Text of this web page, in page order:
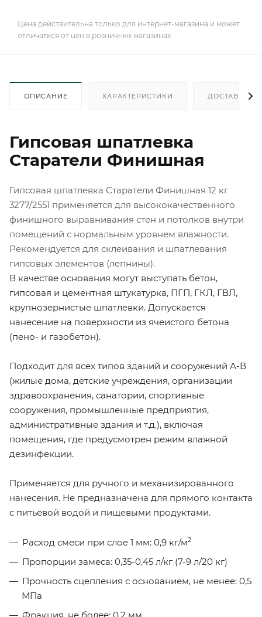
Цена действительна только для интернет-магазина и может
отличаться от цен в розничных магазинах
ОПИСАНИЕ ХАРАКТЕРИСТИКИ ДОСТАВКА
Гипсовая шпатлевка
Старатели Финишная
Гипсовая шпатлевка Старатели Финишная 12 кг
3277/2551 применяется для высококачественного
финишного выравнивания стен и потолков внутри
помещений с нормальным уровнем влажности.
Рекомендуется для склеивания и шпатлевания
гипсовых элементов (лепнины).
В качестве основания могут выступать бетон,
гипсовая и цементная штукатурка, ПГП, ГКЛ, ГВЛ,
крупнозернистые шпатлевки. Допускается
нанесение на поверхности из ячеистого бетона
(пено- и газобетон).
Подходит для всех типов зданий и сооружений А-В
(жилые дома, детские учреждения, организации
здравоохранения, санатории, спортивные
сооружения, промышленные предприятия,
административные здания и т.д.), включая
помещения, где предусмотрен режим влажной
дезинфекции.
Применяется для ручного и механизированного
нанесения. Не предназначена для прямого контакта
с питьевой водой и пищевыми продуктами.
Расход смеси при слое 1 мм: 0,9 кг/м2
Пропорции замеса: 0,35-0,45 л/кг (7-9 л/20 кг)
Прочность сцепления с основанием, не менее: 0,5
МПа